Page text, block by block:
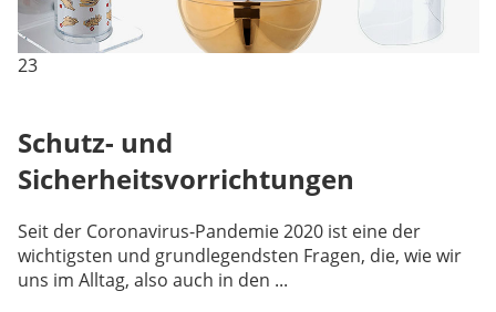
23
Schutz- und
Sicherheitsvorrichtungen
Seit der Coronavirus-Pandemie 2020 ist eine der
wichtigsten und grundlegendsten Fragen, die, wie wir
uns im Alltag, also auch in den ...